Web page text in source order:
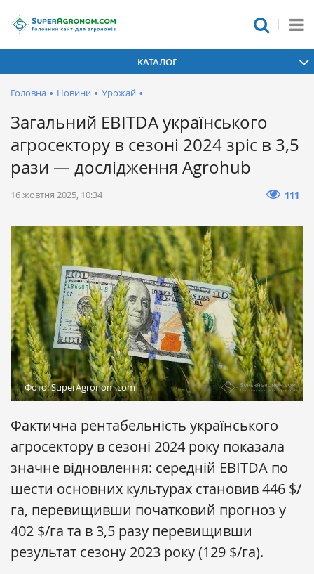
КАТАЛОГ
Головна • Новини • Урожай •
Загальний EBITDA українського
агросектору в сезоні 2024 зріс в 3,5
рази — дослідження Agrohub
16 жовтня 2025, 10:34 111
Фото: SuperAgronom.com
Фактична рентабельність українського
агросектору в сезоні 2024 року показала
значне відновлення: середній EBITDA по
шести основних культурах становив 446 $/
га, перевищивши початковий прогноз у
402 $/га та в 3,5 разу перевищивши
результат сезону 2023 року (129 $/га).